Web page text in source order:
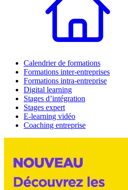
Calendrier de formations
Formations inter-entreprises
Formations intra-entreprise
Digital learning
Stages d’intégration
Stages expert
E-learning vidéo
Coaching entreprise